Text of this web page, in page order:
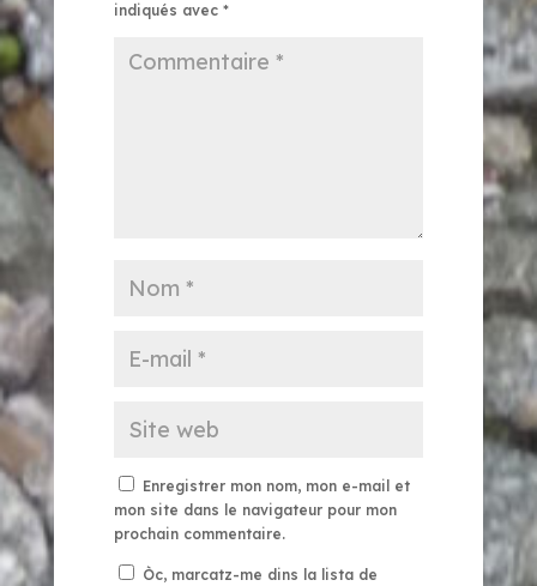
indiqués avec *
Enregistrer mon nom, mon e-mail et
mon site dans le navigateur pour mon
prochain commentaire.
Òc, marcatz-me dins la lista de